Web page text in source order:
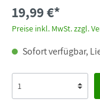
19,99 €*
Preise inkl. MwSt. zzgl.
Sofort verfügbar,